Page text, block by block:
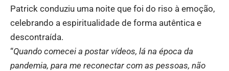
Patrick conduziu uma noite que foi do riso à emoção,
celebrando a espiritualidade de forma autêntica e
descontraída.
“Quando comecei a postar vídeos, lá na época da
pandemia, para me reconectar com as pessoas, não